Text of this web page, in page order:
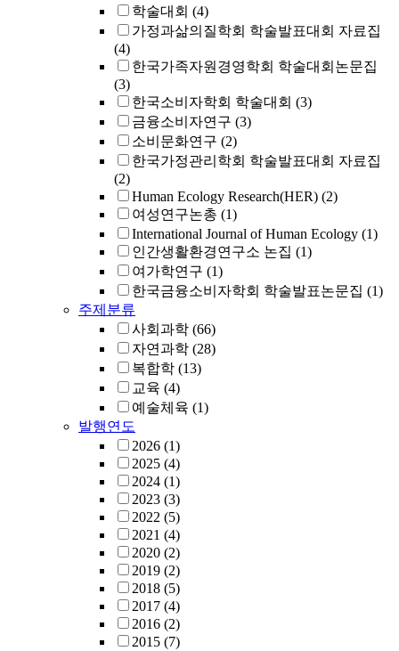
학술대회 (4)
가정과삶의질학회 학술발표대회 자료집
(4)
한국가족자원경영학회 학술대회논문집
(3)
한국소비자학회 학술대회 (3)
금융소비자연구 (3)
소비문화연구 (2)
한국가정관리학회 학술발표대회 자료집
(2)
Human Ecology Research(HER) (2)
여성연구논총 (1)
International Journal of Human Ecology (1)
인간생활환경연구소 논집 (1)
여가학연구 (1)
한국금융소비자학회 학술발표논문집 (1)
주제분류
사회과학 (66)
자연과학 (28)
복합학 (13)
교육 (4)
예술체육 (1)
발행연도
2026 (1)
2025 (4)
2024 (1)
2023 (3)
2022 (5)
2021 (4)
2020 (2)
2019 (2)
2018 (5)
2017 (4)
2016 (2)
2015 (7)